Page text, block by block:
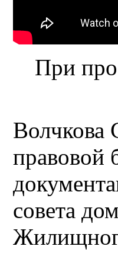
При
Волчкова
правовой
совета